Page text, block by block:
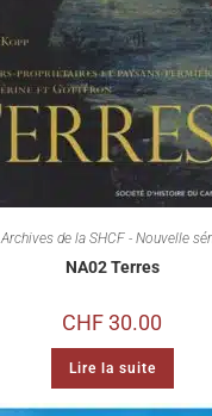
Archives de la SHCF - Nouvelle
NA02 Terres
CHF30.00
Lire la suite